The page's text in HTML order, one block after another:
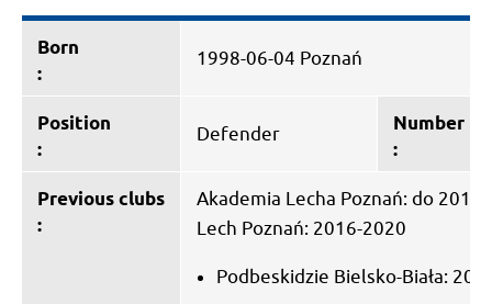
Born
:
1998-06-04 Poznań
Position
:
Defender
Number
:
Previous clubs
:
Akademia Lecha Poznań: do 2016
Lech Poznań: 2016-2020
Podbeskidzie Bielsko-Biała: